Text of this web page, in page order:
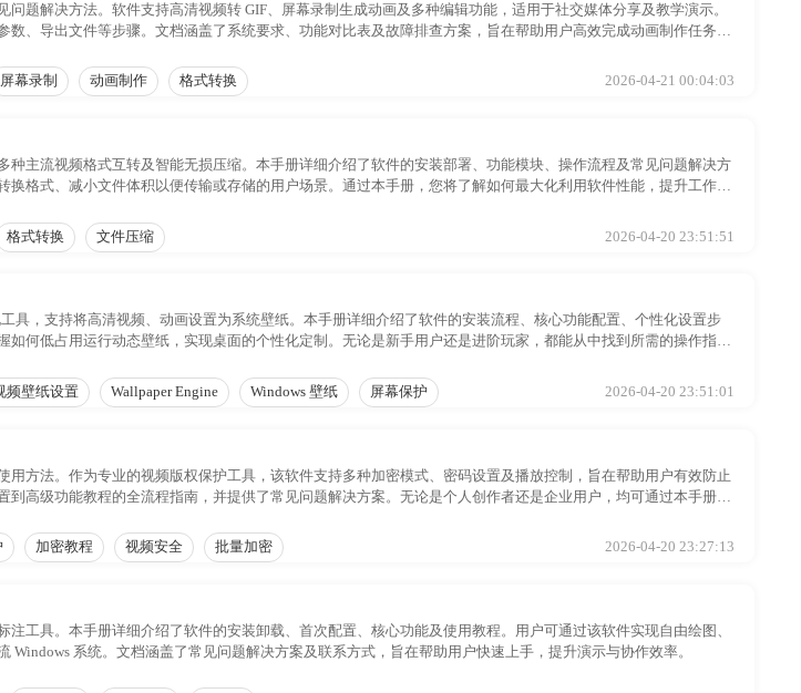
题解决方法。软件支持高清视频转 GIF、屏幕录制生成动画及多种编辑功能，适用于社交媒体分享及教学演示。
、导出文件等步骤。文档涵盖了系统要求、功能对比表及故障排查方案，旨在帮助用户高效完成动画制作任务，
屏幕录制 动画制作 格式转换 2026-04-21 00:04:03
主流视频格式互转及智能无损压缩。本手册详细介绍了软件的安装部署、功能模块、操作流程及常见问题解决方
格式、减小文件体积以便传输或存储的用户场景。通过本手册，您将了解如何最大化利用软件性能，提升工作效
格式转换 文件压缩 2026-04-20 23:51:51
具，支持将高清视频、动画设置为系统壁纸。本手册详细介绍了软件的安装流程、核心功能配置、个性化设置步
何低占用运行动态壁纸，实现桌面的个性化定制。无论是新手用户还是进阶玩家，都能从中找到所需的操作指
频壁纸设置 Wallpaper Engine Windows 壁纸 屏幕保护 2026-04-20 23:51:01
方法。作为专业的视频版权保护工具，该软件支持多种加密模式、密码设置及播放控制，旨在帮助用户有效防止
高级功能教程的全流程指南，并提供了常见问题解决方案。无论是个人创作者还是企业用户，均可通过本手册快
加密教程 视频安全 批量加密 2026-04-20 23:27:13
工具。本手册详细介绍了软件的安装卸载、首次配置、核心功能及使用教程。用户可通过该软件实现自由绘图、
系统。文档涵盖了常见问题解决方案及联系方式，旨在帮助用户快速上手，提升演示与协作效率。